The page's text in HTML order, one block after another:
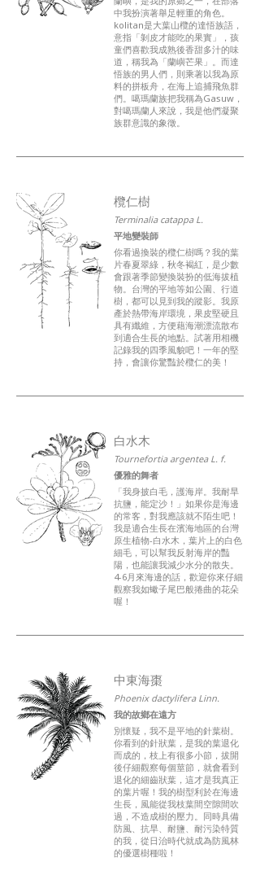
中我扮演著舉足輕重的角色。
kolitan是大葉山欖的達悟族語，
意指「剝皮才能吃的果實」，孩
童們喜歡我成熟後香甜多汁的味
道，稱我為「蘭嶼芒果」。而達
悟族的男人們，則乘著以我為原
料的拼板舟，在海上追捕飛魚群
們。噶瑪蘭族把我稱為Gasuw，
對噶瑪蘭人來說，我是他們凝聚
族群意識的象徵。
欖仁樹
Terminalia catappa L.
平地變裝師
你看過換裝的欖仁樹嗎？我的葉
片春夏翠綠，秋冬褐紅，是少數
會跟著季節變換裝扮的低海拔植
物。台灣的平地等如公園、行道
樹，都可以見到我的蹤影。我原
產於熱帶海岸環境，果皮堅硬且
具有纖維，方便藉海潮漂流散布
到適合生長的地點。試著用相機
記錄我的四季風貌吧！一年的堅
持，會讓你驚豔於欖仁的美！
白水木
Tournefortia argentea L. f.
優雅的舞者
「我身披白毛，護海岸。我耐旱
抗鹽，能定沙！」如果你是海邊
的常客，對我應該就不陌生吧！
我是適合生長在濱海地區的台灣
原生植物-白水木，葉片上的白色
細毛，可以幫我反射海岸的豔
陽，也能讓我減少水分的散失。
4-6月來海邊的話，歡迎你來仔細
觀察我如蠍子尾巴般捲曲的花朵
喔！
中東海棗
Phoenix dactylifera Linn.
我的故鄉在遠方
別懷疑，我不是平地的針葉樹。
你看到的針狀葉，是我的葉退化
而成的，枝上有很多小節，拔開
後仔細觀察每個莖節，就會看到
退化的細齒狀葉，這才是我真正
的葉片喔！我的樹型利於在海邊
生長，風能從我枝葉間空隙間吹
過，不造成樹的壓力。同時具備
防風、抗旱、耐鹽、耐污染特質
的我，從日治時代就成為防風林
的優選樹種啦！